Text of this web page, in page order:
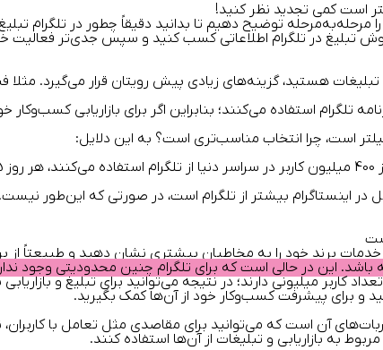
است کمی تجدید نظر کنید!
را مرحله‌به‌مرحله توضیح دهیم تا بدانید دقیقاً چطور در تلگرام
تبلیغ در تلگرام اطلاعاتی کسب کنید و سپس جدی‌تر فعالیت خود
هستید، گزینه‌های زیادی پیش رویتان قرار می‌گیرد.
تلگرام استفاده می‌کنند؛ بنابراین اگر برای بازاریابی
است، چرا انتخاب مناسب‌تری است؟ به این دلایل:
در اینستاگرام بیشتر از تلگرام است، در صورتی که این‌طور نیست.
برند خود را به مخاطبان بیشتری نشان دهید و طبیعتاً از
کاربر میلیونی دارند؛ در نتیجه می‌توانید برای تبلیغ و
و برای پیشرفت کسب‌وکار خود از آن‌ها کمک بگیرید.
ربات‌های آن است که می‌توانید برای مقاصدی مثل تعامل با
به بازاریابی و تبلیغات از آن‌ها استفاده کنند.